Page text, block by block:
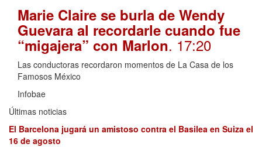
Marie Claire se burla de Wendy
Guevara al recordarle cuando fue
“migajera” con Marlon. 17:20
Las conductoras recordaron momentos de La Casa de los
Famosos México
Infobae
Últimas noticias
El Barcelona jugará un amistoso contra el Basilea en Suiza el
16 de agosto